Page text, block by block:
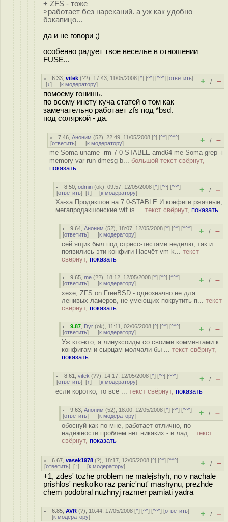
+ ZFS - тоже
>работает без нареканий. а уж как удобно
бэкапицо...
да и не говори ;)
особенно радует твое веселье в отношении
FUSE...
6.33 ,vitek (??), 17:43, 11/05/2008 [^] [^^] [^^^] [ответить]
[↓] [к модератору] + / –
помоему гонишь.
по всему инету куча статей о том как
замечательно работает zfs под *bsd.
под соляркой - да.
7.46 ,Аноним (52), 22:49, 11/05/2008 [^] [^^] [^^^]
[ответить] [к модератору] + / –
me Soma uname -rm 7 0-STABLE amd64 me Soma grep -i
memory var run dmesg b... большой текст свёрнут,
показать
8.50 ,odmin (ok), 09:57, 12/05/2008 [^] [^^] [^^^]
[ответить] [↓] [к модератору] + / –
Ха-ха Продакшон на 7 0-STABLE И конфиги ржачные,
мегапродакшонские wtf is ... текст свёрнут, показать
9.64 ,Аноним (52), 18:07, 12/05/2008 [^] [^^] [^^^]
[ответить] [к модератору] + / –
сей ящик был под стресс-тестами неделю, так и
появились эти конфиги Насчёт vm k... текст
свёрнут, показать
9.65 ,me (??), 18:12, 12/05/2008 [^] [^^] [^^^]
[ответить] [к модератору] + / –
хехе, ZFS on FreeBSD - однозначно не для
ленивых ламеров, не умеющих покрутить п... текст
свёрнут, показать
9.87 Dyr (ok), 11:11, 02/06/2008 [^] [^^] [^^^]
[ответить] [к модератору] + / –
Уж кто-кто, а линуксоиды со своими комментами к
конфигам и сырцам молчали бы ... текст свёрнут,
показать
8.61 ,vitek (??), 14:17, 12/05/2008 [^] [^^] [^^^]
[ответить] [↑] [к модератору] + / –
если коротко, то всё ... текст свёрнут, показать
9.63 ,Аноним (52), 18:00, 12/05/2008 [^] [^^] [^^^]
[ответить] [к модератору] + / –
обоснуй как по мне, работает отлично, по
надёжности проблем нет никаких - и лад... текст
свёрнут, показать
6.67 ,vasek1978 (?), 18:17, 12/05/2008 [^] [^^] [^^^]
[ответить] [↑] [к модератору] + / –
+1, zdes' tozhe problem ne malejshyh, no v nachale
prishlos' neskolko raz panic'nut' mashynu, prezhde
chem podobral nuzhnyj razmer pamiati yadra
6.85 ,AVR (?), 10:44, 17/05/2008 [^] [^^] [^^^] [ответить]
[к модератору] + / –